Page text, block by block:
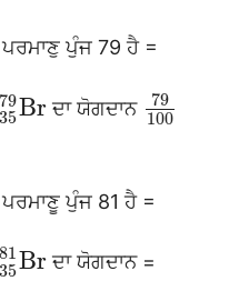
ਪਰਮਾਣੁ ਪੁੰਜ 79 ਹੈ =
79
35Brਦਾ ਯੋਗਦਾਨ
79
100
ਪੁੰਜ 81 ਹੈ =
81
35Brਦਾ ਯੋਗਦਾਨ =